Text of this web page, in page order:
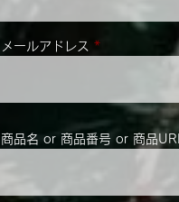
メールアドレス
商品名 or 商品番号 or 商品URL